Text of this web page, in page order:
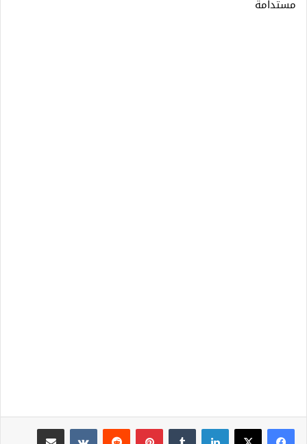
مستدامة
لينكدإن بينتيريست